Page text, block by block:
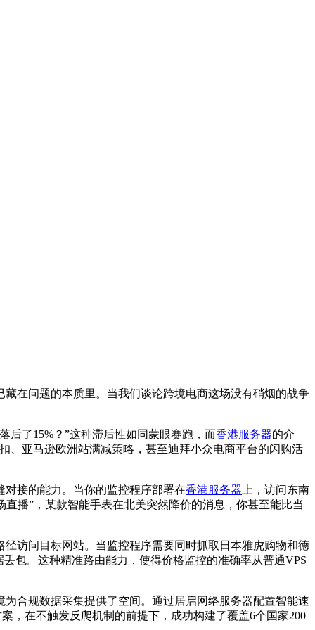
在问题的本质里。当我们谈论跨境电商这场没有硝烟的战争
后了15%？”这种滞后性如同蒙眼赛跑，而香港服务器的介
、亚马逊欧洲站满减策略，甚至迪拜小众电商平台的闪购活
接的能力。当你的监控程序部署在香港服务器上，访问东南
播”，某款智能手表在北美突然降价的消息，你甚至能比当
访问目标网站。当监控程序需要同时抓取日本雅虎购物和德
包。这种精准路由能力，使得价格监控的准确率从普通VPS
合规数据采集提供了空间。通过居启网络服务器配置智能速
，在不触发反爬机制的前提下，成功构建了覆盖6个国家200